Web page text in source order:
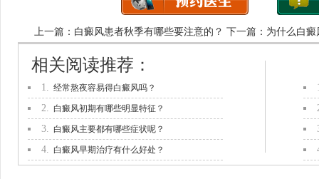
上一篇： 白癜风患者秋季有哪些要注意的？ 下一篇： 为什么白
1. 经常熬夜容易得白癜风吗？
2. 白癜风初期有哪些明显特征？
3. 白癜风主要都有哪些症状呢？
4. 白癜风早期治疗有什么好处？
相关阅读推荐：